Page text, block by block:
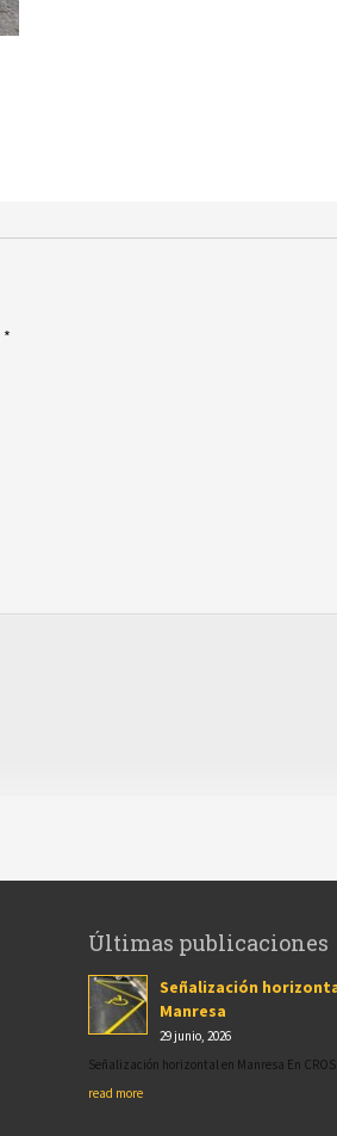
*
Últimas publicaciones
Señalización
Manresa
29 junio, 2026
Señalización horizontal en Manresa En
read more